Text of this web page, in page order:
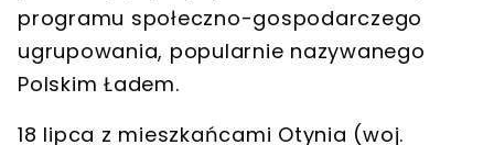
programu społeczno-gospodarczego
ugrupowania, popularnie nazywanego
Polskim Ładem.
18 lipca z mieszkańcami Otynia (woj.